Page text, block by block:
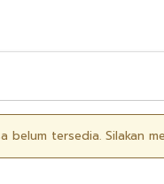
belum tersedia. Silakan